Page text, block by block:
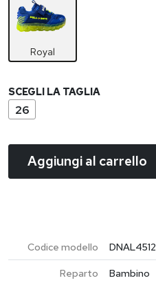
Royal
SCEGLI LA TAGLIA
26
Aggiungi al carrello
Codice modello
DNAL4512
Reparto
Bambino